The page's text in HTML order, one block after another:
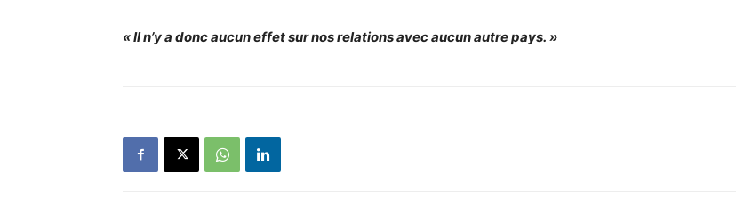
« Il n’y a donc aucun effet sur nos relations avec aucun autre pays. »